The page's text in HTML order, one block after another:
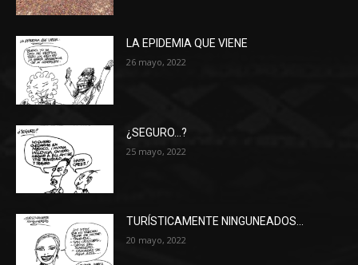
LA EPIDEMIA QUE VIENE
26 mayo, 2022
¿SEGURO…?
25 mayo, 2022
TURÍSTICAMENTE NINGUNEADOS…
20 mayo, 2022